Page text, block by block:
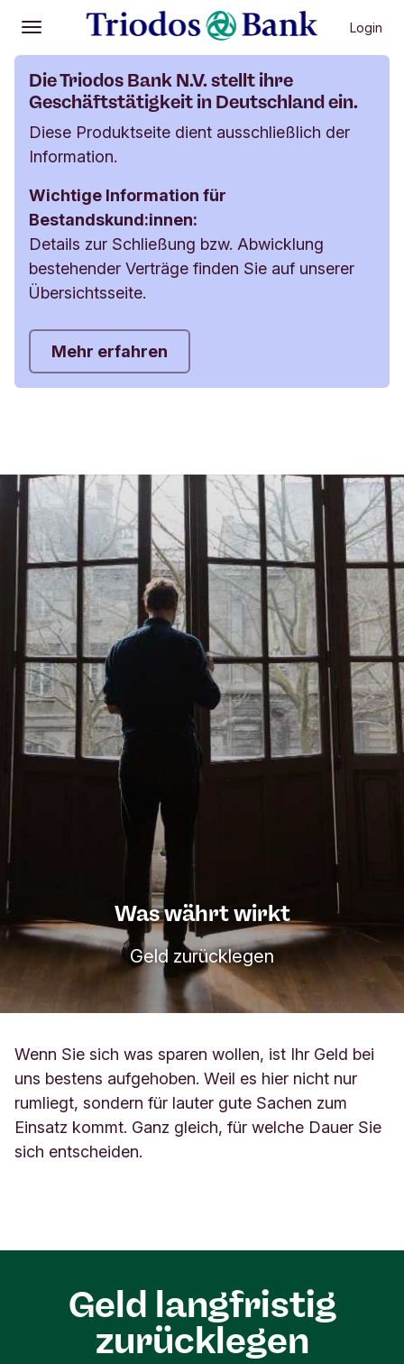
Öffnen
Hauptmenü Login
Wir nehmen keine neuen Anträge entgegen.
Vorherige Menüpunkte
Nächste Menüpunkte
Langfristig Mittel- und kurzfristig
Die Triodos Bank N.V. stellt ihre
Geschäftstätigkeit in Deutschland ein.
Diese Produktseite dient ausschließlich der
Information.
Wichtige Information für
Bestandskund:innen:
Details zur Schließung bzw. Abwicklung
bestehender Verträge finden Sie auf unserer
Übersichtsseite.
Mehr erfahren
Was währt wirkt
Geld zurücklegen
Wenn Sie sich was sparen wollen, ist Ihr Geld bei
uns bestens aufgehoben. Weil es hier nicht nur
rumliegt, sondern für lauter gute Sachen zum
Einsatz kommt. Ganz gleich, für welche Dauer Sie
sich entscheiden.
Geld langfristig
zurücklegen